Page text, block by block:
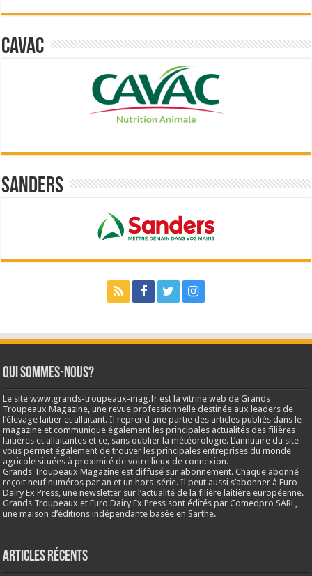
Cavac
Sanders
Qui sommes-nous?
Le site www.grands-troupeaux-mag.fr est la vitrine web de Grands
Troupeaux Magazine, une revue professionnelle destinée aux leaders de
l’élevage laitier et allaitant. Il reprend une partie des articles publiés dans le
magazine et communique également les principales actualités des filières
laitières et allaitantes et ce, sans oublier la météorologie. L’annuaire du site
vous permet également de trouver les principales entreprises du monde
agricole situées à proximité de votre lieux de connexion.
Grands Troupeaux Magazine est diffusé sur abonnement. Chaque abonné
reçoit neuf numéros par an et un hors-série. Il peut aussi s’abonner à Euro
Dairy Ex Press, une newsletter sur l’actualité de la filière laitière européenne.
Grands Troupeaux et Euro Dairy Ex Press sont édités par Comedpro SARL,
une maison d’éditions indépendante basée en Sarthe.
Articles récents